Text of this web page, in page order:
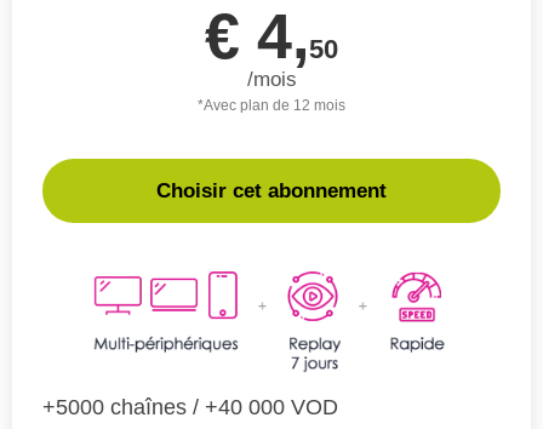
€ 4,50
/mois
*Avec plan de 12 mois
Choisir cet abonnement
+5000 chaînes / +40 000 VOD